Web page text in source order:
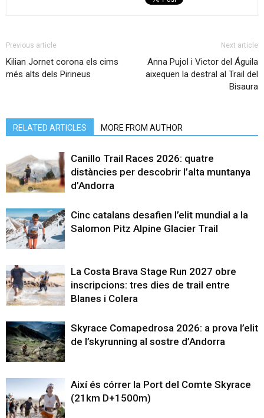
Previous article
Kilian Jornet corona els cims
més alts dels Pirineus
Next article
Anna Pujol i Victor del Águila
aixequen la destral al Trail del
Bisaura
RELATED ARTICLES MORE FROM AUTHOR
Canillo Trail Races 2026: quatre
distàncies per descobrir l’alta muntanya
d’Andorra
Cinc catalans desafien l’elit mundial a la
Salomon Pitz Alpine Glacier Trail
La Costa Brava Stage Run 2027 obre
inscripcions: tres dies de trail entre
Blanes i Colera
Skyrace Comapedrosa 2026: a prova l’elit
de l’skyrunning al sostre d’Andorra
Així és córrer la Port del Comte Skyrace
(21km D+1500m)